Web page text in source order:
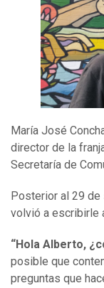
María José
director de la
Secretaría de
Posterior al 29 de
volvió a escribirle
“Hola Alberto,
posible que
preguntas que